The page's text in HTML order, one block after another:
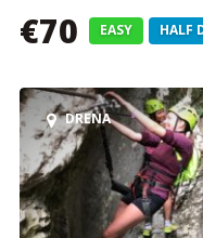
€70 EASY HALF
DRENA